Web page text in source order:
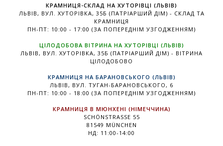
КРАМНИЦЯ-СКЛАД НА ХУТОРІВЦІ (ЛЬВІВ)
ЛЬВІВ, ВУЛ. ХУТОРІВКА, 35Б (ПАТРІАРШИЙ ДІМ) - СКЛАД ТА
КРАМНИЦЯ
ПН-ПТ: 10:00 - 17:00 (ЗА ПОПЕРЕДНІМ УЗГОДЖЕННЯМ)
ЦІЛОДОБОВА ВІТРИНА НА ХУТОРІВЦІ (ЛЬВІВ)
ЛЬВІВ, ВУЛ. ХУТОРІВКА, 35Б (ПАТРІАРШИЙ ДІМ) - ВІТРИНА
ЦІЛОДОБОВО
КРАМНИЦЯ НА БАРАНОВСЬКОГО (ЛЬВІВ)
ЛЬВІВ, ВУЛ. ТУГАН-БАРАНОВСЬКОГО, 6
ПН-ПТ: 10:00 - 18:00 (ЗА ПОПЕРЕДНІМ УЗГОДЖЕННЯМ)
КРАМНИЦЯ В МЮНХЕНІ (НІМЕЧЧИНА)
SCHÖNSTRASSE 55
81549 MÜNCHEN
НД: 11:00-14:00